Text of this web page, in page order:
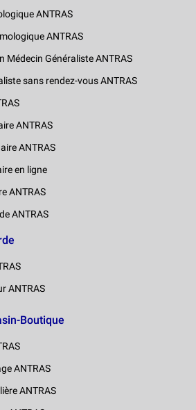
ANTRAS
ANTRAS
Médecin Généraliste ANTRAS
sans rendez-vous ANTRAS
ANTRAS
ANTRAS
en ligne
ANTRAS
ANTRAS
ANTRAS
Boutique
ANTRAS
ANTRAS